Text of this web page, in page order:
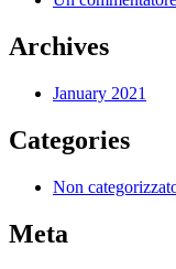
Archives
January 2021
Categories
Non
Meta